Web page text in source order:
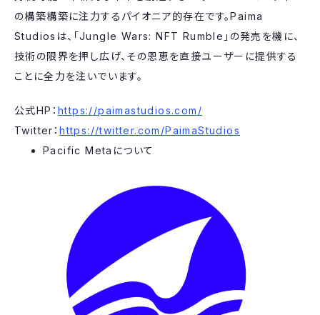
の構築構築に注力するパイオニア的存在です。Paima
Studiosは、「Jungle Wars: NFT Rumble」の発売を機に、
技術の限界を押し広げ、その恩恵を直接ユーザーに提供する
ことに全力を注いでいます。
公式HP： https://paimastudios.com/
Twitter： https://twitter.com/PaimaStudios
Pacific Metaについて